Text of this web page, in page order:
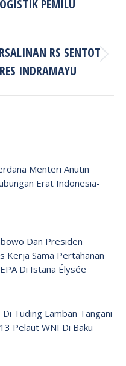
PEMILU
RS SENTOT
INDRAMAYU
Menteri Anutin
Erat Indonesia-
Dan Presiden
Kerja Sama Pertahanan
Di Istana Élysée
Di Tuding Lamban Tangani
Pelaut WNI Di Baku